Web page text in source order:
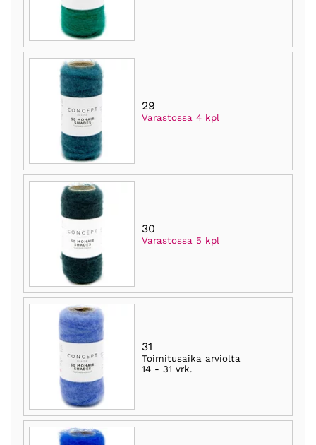
29
Varastossa 4 kpl
30
Varastossa 5 kpl
31
Toimitusaika arviolta
14 - 31 vrk.